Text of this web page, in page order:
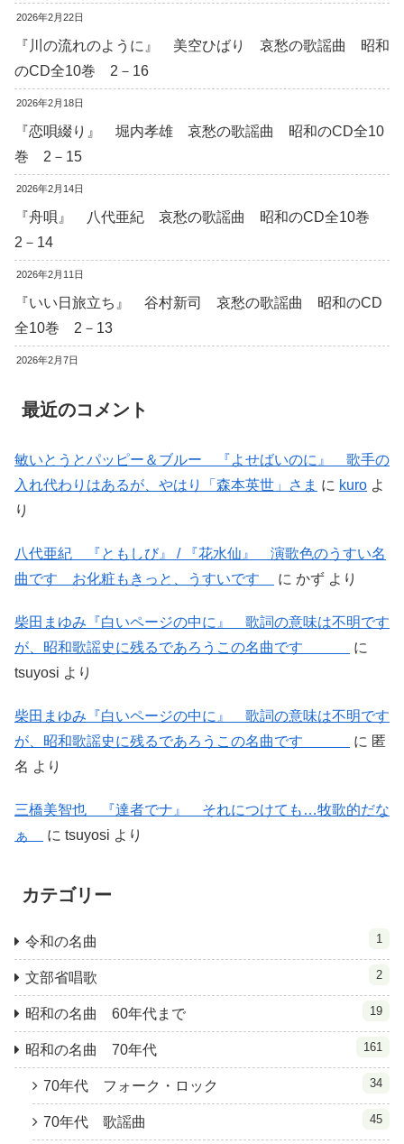
2026年2月22日
『川の流れのように』 美空ひばり 哀愁の歌謡曲 昭和
のCD全10巻 2－16
2026年2月18日
『恋唄綴り』 堀内孝雄 哀愁の歌謡曲 昭和のCD全10
巻 2－15
2026年2月14日
『舟唄』 八代亜紀 哀愁の歌謡曲 昭和のCD全10巻
2－14
2026年2月11日
『いい日旅立ち』 谷村新司 哀愁の歌謡曲 昭和のCD
全10巻 2－13
2026年2月7日
最近のコメント
敏いとうとパッピー＆ブルー 『よせばいのに』 歌手の
入れ代わりはあるが、やはり「森本英世」さま に kuro よ
り
八代亜紀 『ともしび』 / 『花水仙』 演歌色のうすい名
曲です お化粧もきっと、うすいです
に かず より
柴田まゆみ『白いページの中に』 歌詞の意味は不明です
が、昭和歌謡史に残るであろうこの名曲です
に
tsuyosi より
柴田まゆみ『白いページの中に』 歌詞の意味は不明です
が、昭和歌謡史に残るであろうこの名曲です
に 匿
名 より
三橋美智也 『達者でナ』 それにつけても…牧歌的だな
ぁ
に tsuyosi より
カテゴリー
令和の名曲 1
文部省唱歌 2
昭和の名曲 60年代まで 19
昭和の名曲 70年代 161
70年代 フォーク・ロック 34
70年代 歌謡曲 45